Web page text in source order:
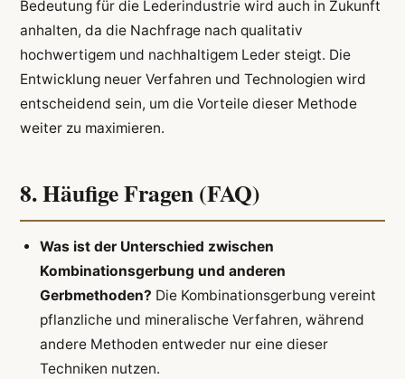
Bedeutung für die Lederindustrie wird auch in Zukunft
anhalten, da die Nachfrage nach qualitativ
hochwertigem und nachhaltigem Leder steigt. Die
Entwicklung neuer Verfahren und Technologien wird
entscheidend sein, um die Vorteile dieser Methode
weiter zu maximieren.
8. Häufige Fragen (FAQ)
Was ist der Unterschied zwischen
Kombinationsgerbung und anderen
Gerbmethoden? Die Kombinationsgerbung vereint
pflanzliche und mineralische Verfahren, während
andere Methoden entweder nur eine dieser
Techniken nutzen.